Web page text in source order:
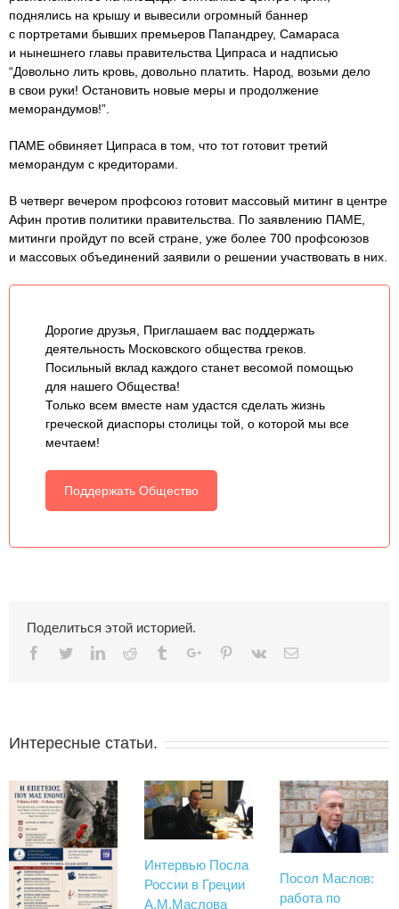
поднялись на крышу и вывесили огромный баннер
с портретами бывших премьеров Папандреу, Самараса
и нынешнего главы правительства Ципраса и надписью
“Довольно лить кровь, довольно платить. Народ, возьми дело
в свои руки! Остановить новые меры и продолжение
меморандумов!”.
ПАМЕ обвиняет Ципраса в том, что тот готовит третий
меморандум с кредиторами.
В четверг вечером профсоюз готовит массовый митинг в центре
Афин против политики правительства. По заявлению ПАМЕ,
митинги пройдут по всей стране, уже более 700 профсоюзов
и массовых объединений заявили о решении участвовать в них.
Дорогие друзья, Приглашаем вас поддержать
деятельность Московского общества греков.
Посильный вклад каждого станет весомой помощью
для нашего Общества!
Только всем вместе нам удастся сделать жизнь
греческой диаспоры столицы той, о которой мы все
мечтаем!
Поддержать Общество
Поделиться этой историей.
Facebook
TwitterLinkedinReddit TumblrGoogle+Pinterest
Vk Email
Интересные статьи.
Интервью Посла
России в Греции
А.М.Маслова
Посол Маслов:
работа по